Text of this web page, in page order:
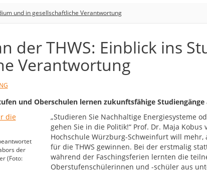
und in gesellschaftliche Verantwortung
der THWS: Einblick ins
Verantwortung
und Oberschulen lernen zukunftsfähige Studiengänge
der
(Foto:
„Studieren Sie Nachhaltige Energiesysteme
gehen Sie in die Politik!“ Prof. Dr. Maja Kobus
Hochschule Würzburg-Schweinfurt will
für die THWS gewinnen. Bei der erstmalig
während der Faschingsferien lernten die
Oberstufenschülerinnen und -schüler aus